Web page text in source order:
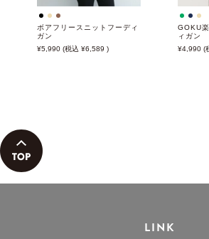
ボアフリースニットフーディ
ガン
5,990
6,589
GOKU
ィガン
4,990
LINK